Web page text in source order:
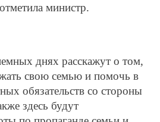
министр.
днях расскажут о том,
свою семью и помочь в
обязательств со стороны
здесь будут